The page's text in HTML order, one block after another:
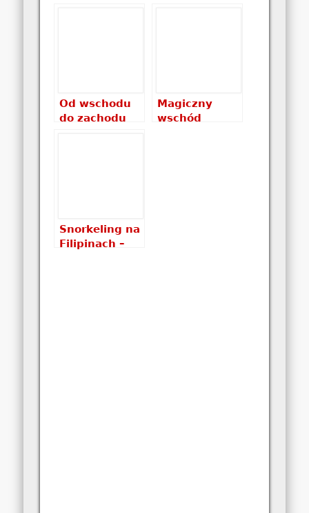
Od wschodu
do zachodu
Magiczny
wschód
Snorkeling na
Filipinach –